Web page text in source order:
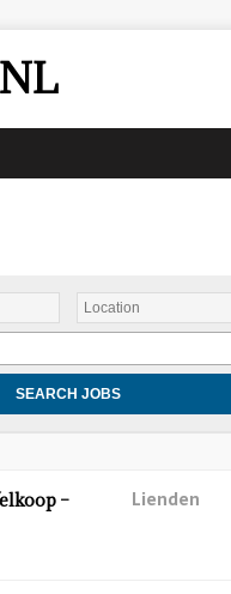
–
Lienden